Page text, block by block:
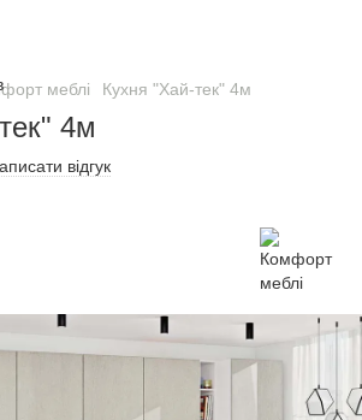
меблі Кухня "Хай-тек" 4м
4м
відгук